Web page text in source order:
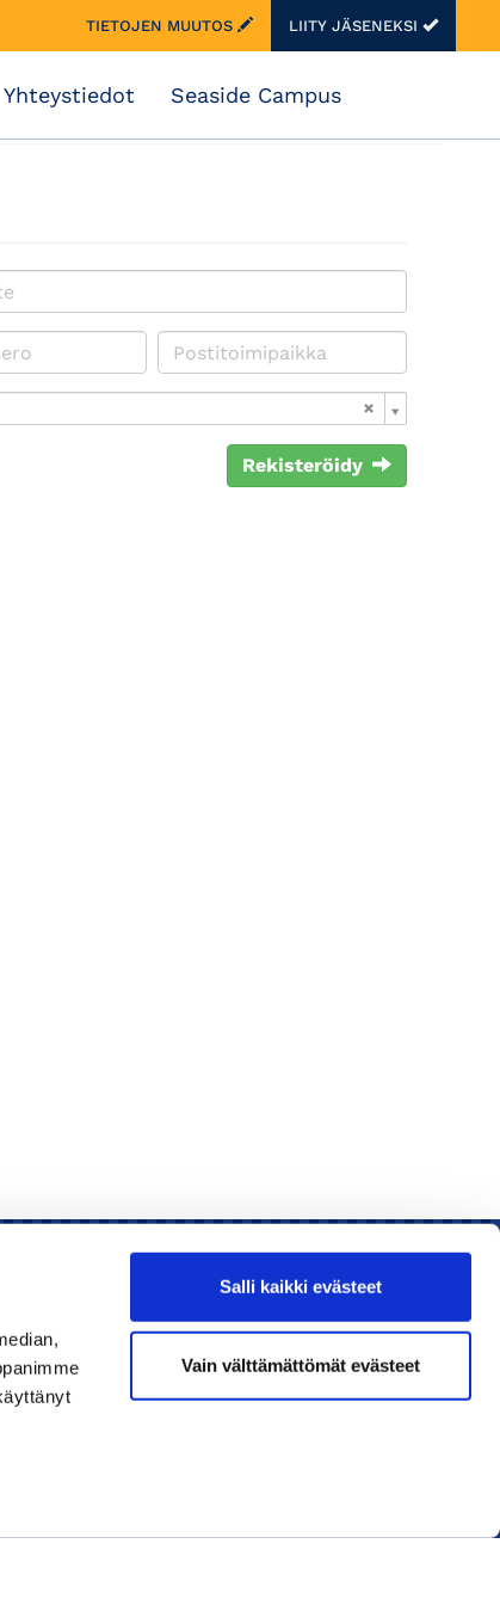
Salli kaikki evästeet
Vain välttämättömät evästeet
TIETOJEN MUUTOS LIITY JÄSENEKSI
Yhteystiedot Seaside Campus
Rekisteröidy
Liity jäseneksi